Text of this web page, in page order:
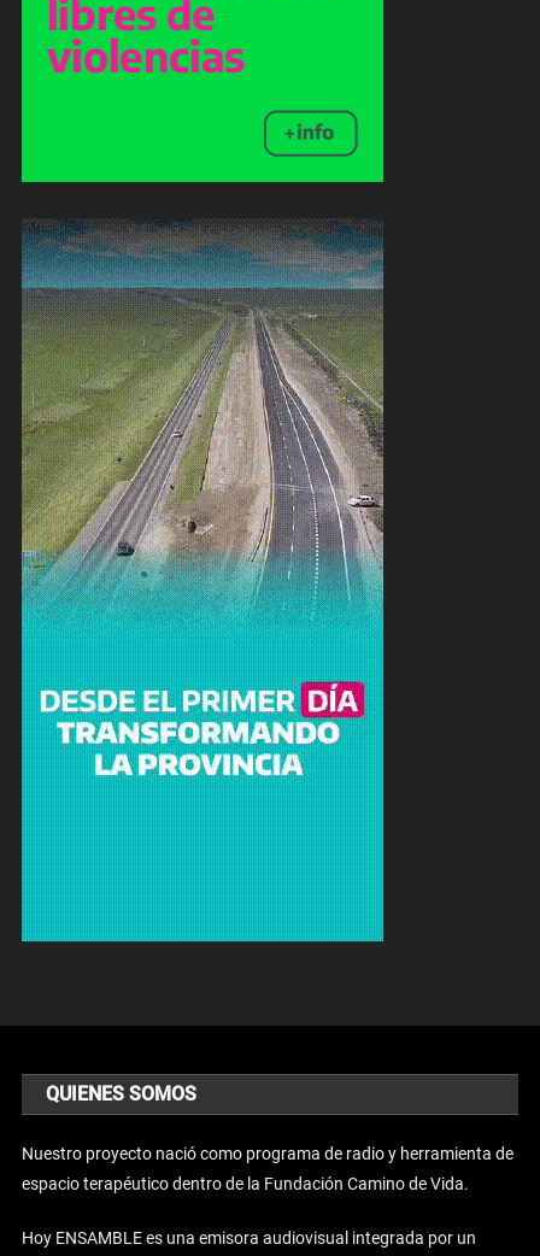
QUIENES SOMOS
Nuestro proyecto nació como programa de radio y herramienta de
espacio terapéutico dentro de la Fundación Camino de Vida.
Hoy ENSAMBLE es una emisora audiovisual integrada por un